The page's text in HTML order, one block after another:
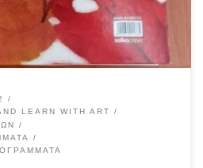
LEARN WITH ART